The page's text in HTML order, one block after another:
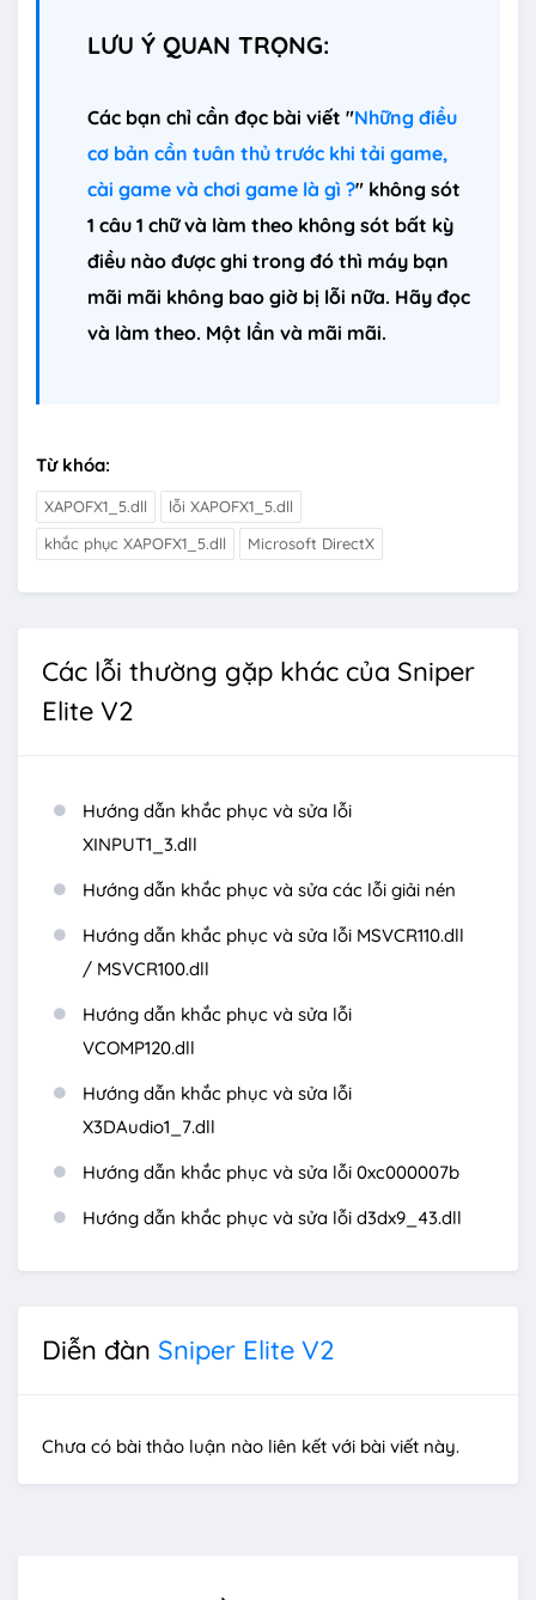
LƯU Ý QUAN TRỌNG:
Các bạn chỉ cần đọc bài viết "Những điều
cơ bản cần tuân thủ trước khi tải game,
cài game và chơi game là gì ?" không sót
1 câu 1 chữ và làm theo không sót bất kỳ
điều nào được ghi trong đó thì máy bạn
mãi mãi không bao giờ bị lỗi nữa. Hãy đọc
và làm theo. Một lần và mãi mãi.
Từ khóa:
XAPOFX1_5.dll
lỗi XAPOFX1_5.dll
khắc phục XAPOFX1_5.dll
Microsoft DirectX
Các lỗi thường gặp khác của Sniper
Elite V2
Hướng dẫn khắc phục và sửa lỗi
XINPUT1_3.dll
Hướng dẫn khắc phục và sửa các lỗi giải nén
Hướng dẫn khắc phục và sửa lỗi MSVCR110.dll
/ MSVCR100.dll
Hướng dẫn khắc phục và sửa lỗi
VCOMP120.dll
Hướng dẫn khắc phục và sửa lỗi
X3DAudio1_7.dll
Hướng dẫn khắc phục và sửa lỗi 0xc000007b
Hướng dẫn khắc phục và sửa lỗi d3dx9_43.dll
Diễn đàn Sniper Elite V2
Chưa có bài thảo luận nào liên kết với bài viết này.